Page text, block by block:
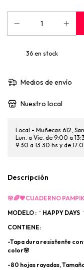
36en stock
Medios de envío
Nuestro local
Local - Muñecas 612,
Lun. a Vie. de 9:00 a
9:30 a 13:30 hs y de
Descripción
🌸🌈💗CUADERNO
MODELO : ¨ HAPPY DAYS
CONTIENE:
-Tapa dura resistente
color🌸
-80 hojas rayadas,